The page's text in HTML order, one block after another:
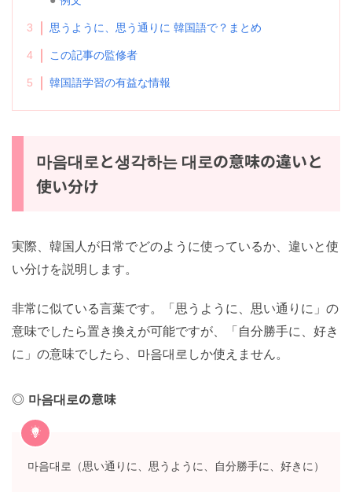
3 思うように、思う通りに 韓国語で？まとめ
4 この記事の監修者
5 韓国語学習の有益な情報
마음대로と생각하는 대로の意味の違いと
使い分け
実際、韓国人が日常でどのように使っているか、違いと使
い分けを説明します。
非常に似ている言葉です。「思うように、思い通りに」の
意味でしたら置き換えが可能ですが、「自分勝手に、好き
に」の意味でしたら、마음대로しか使えません。
마음대로の意味
마음대로（思い通りに、思うように、自分勝手に、好きに）